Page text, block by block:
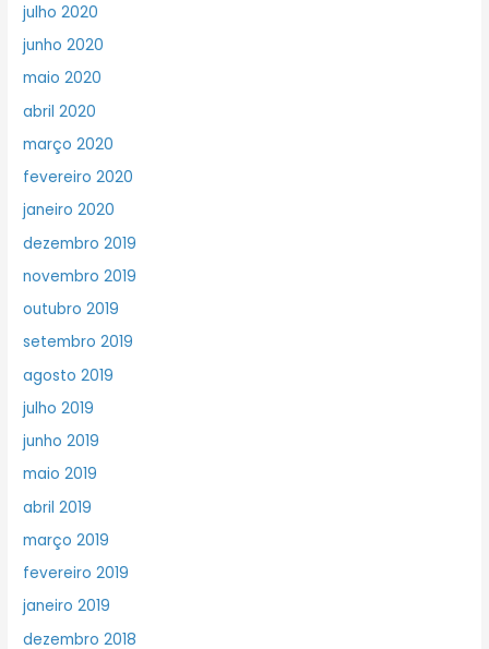
julho 2020
junho 2020
maio 2020
abril 2020
março 2020
fevereiro 2020
janeiro 2020
dezembro 2019
novembro 2019
outubro 2019
setembro 2019
agosto 2019
julho 2019
junho 2019
maio 2019
abril 2019
março 2019
fevereiro 2019
janeiro 2019
dezembro 2018